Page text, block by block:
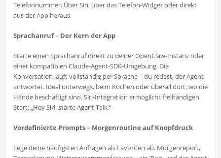
Telefonnummer. Über Siri, über das Telefon-Widget oder direkt
aus der App heraus.
Sprachanruf – Der Kern der App
Starte einen Sprachanruf direkt zu deiner OpenClaw-Instanz oder
einer kompatiblen Claude-Agent-SDK-Umgebung. Die
Konversation läuft vollständig per Sprache – du redest, der Agent
antwortet. Ideal unterwegs, beim Kochen oder überall dort, wo die
Hände beschäftigt sind. Siri-Integration ermöglicht freihändigen
Start: „Hey Siri, starte Agent Talk.“
Vordefinierte Prompts – Morgenroutine auf Knopfdruck
Lege deine häufigsten Anfragen als Favoriten ab. Morgenreport,